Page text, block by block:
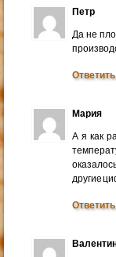
Петр
Да не
Ответить
Мария
А я как
другие
Ответить